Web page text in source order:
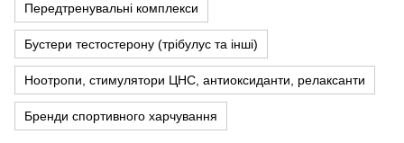
Передтренувальні комплекси
Бустери тестостерону (трібулус та інші)
Ноотропи, стимулятори ЦНС, антиоксиданти, релаксанти
Бренди спортивного харчування